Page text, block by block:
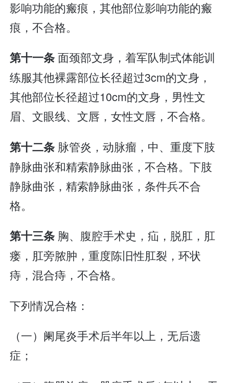
影响功能的瘢痕，其他部位影响功能的瘢
痕，不合格。
第十一条面颈部文身，着军队制式体能训
练服其他裸露部位长径超过3cm的文身，
其他部位长径超过10cm的文身，男性文
眉、文眼线、文唇，女性文唇，不合格。
第十二条 脉管炎，动脉瘤，中、重度下肢
静脉曲张和精索静脉曲张，不合格。下肢
静脉曲张，精索静脉曲张，条件兵不合
格。
第十三条 胸、腹腔手术史，疝，脱肛，肛
瘘，肛旁脓肿，重度陈旧性肛裂，环状
痔，混合痔，不合格。
下列情况合格：
（一）阑尾炎手术后半年以上，无后遗
症；